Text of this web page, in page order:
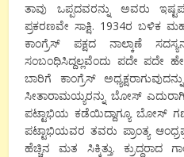
ತಾವು ಒಪ್ಪದವರನ್ನು ಅವರು
ಪ್ರಕರಣವೇ ಸಾಕ್ಷಿ. 1934ರ ಬಳಿಕ
ಕಾಂಗ್ರೆಸ್ ಪಕ್ಷದ ನಾಲ್ಕಾಣೆ
ಸಂಬಂಧಿಸಿದ್ದಲ್ಲವೆಂದು ಪದೇ ಪದೇ
ಬಾರಿಗೆ ಕಾಂಗ್ರೆಸ್
ಸೀತಾರಾಮಯ್ಯರನ್ನು ಬೋಸ್ ಎದುರಾಗಿ
ಪಟ್ಟಾಭಿಯ ಕಡೆಯಿದ್ದಾಗ್ಯೂ ಬೋಸ್
ಪಟ್ಟಾಭಿಯವರ ತವರು ಪ್ರಾಂತ್ಯ
ಹೆಚ್ಚಿನ ಮತ ಸಿಕ್ಕಿತ್ತು.